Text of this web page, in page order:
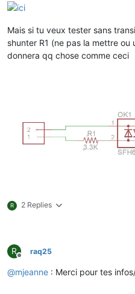
Mais si tu veux tester sans
shunter R1 (ne pas la mettre
donnera qq chose comme ceci
R 2 Replies
R
Offline
raq25
@mjeanne : Merci pour tes